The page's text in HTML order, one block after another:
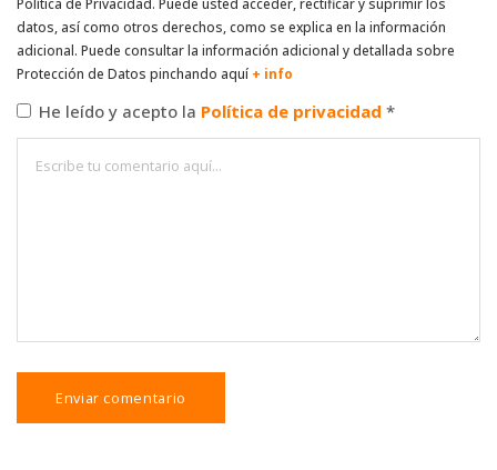
datos, así como otros derechos, como se explica en la información
adicional. Puede consultar la información adicional y detallada sobre
Protección de Datos pinchando aquí + info
He leído y acepto la Política de privacidad *